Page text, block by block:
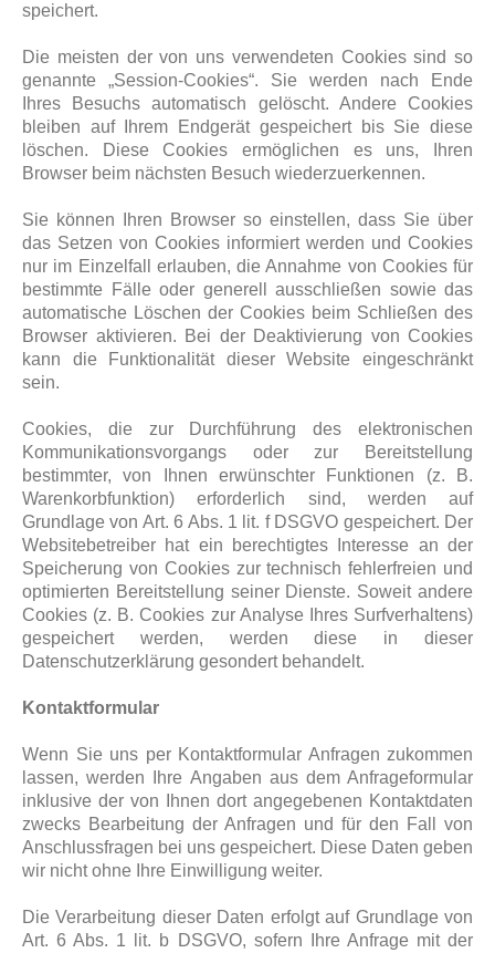
speichert.
Die meisten der von uns verwendeten Cookies sind so
genannte „Session-Cookies“. Sie werden nach Ende
Ihres Besuchs automatisch gelöscht. Andere Cookies
bleiben auf Ihrem Endgerät gespeichert bis Sie diese
löschen. Diese Cookies ermöglichen es uns, Ihren
Browser beim nächsten Besuch wiederzuerkennen.
Sie können Ihren Browser so einstellen, dass Sie über
das Setzen von Cookies informiert werden und Cookies
nur im Einzelfall erlauben, die Annahme von Cookies für
bestimmte Fälle oder generell ausschließen sowie das
automatische Löschen der Cookies beim Schließen des
Browser aktivieren. Bei der Deaktivierung von Cookies
kann die Funktionalität dieser Website eingeschränkt
sein.
Cookies, die zur Durchführung des elektronischen
Kommunikationsvorgangs oder zur Bereitstellung
bestimmter, von Ihnen erwünschter Funktionen (z. B.
Warenkorbfunktion) erforderlich sind, werden auf
Grundlage von Art. 6 Abs. 1 lit. f DSGVO gespeichert. Der
Websitebetreiber hat ein berechtigtes Interesse an der
Speicherung von Cookies zur technisch fehlerfreien und
optimierten Bereitstellung seiner Dienste. Soweit andere
Cookies (z. B. Cookies zur Analyse Ihres Surfverhaltens)
gespeichert werden, werden diese in dieser
Datenschutzerklärung gesondert behandelt.
Kontaktformular
Wenn Sie uns per Kontaktformular Anfragen zukommen
lassen, werden Ihre Angaben aus dem Anfrageformular
inklusive der von Ihnen dort angegebenen Kontaktdaten
zwecks Bearbeitung der Anfragen und für den Fall von
Anschlussfragen bei uns gespeichert. Diese Daten geben
wir nicht ohne Ihre Einwilligung weiter.
Die Verarbeitung dieser Daten erfolgt auf Grundlage von
Art. 6 Abs. 1 lit. b DSGVO, sofern Ihre Anfrage mit der